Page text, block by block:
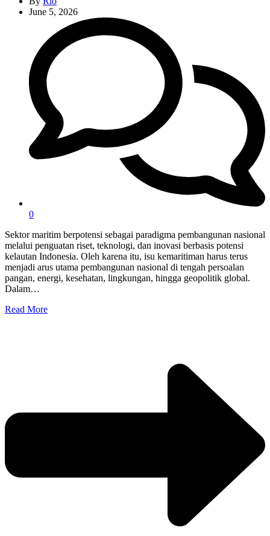
June 5, 2026
0
Sektor maritim berpotensi sebagai paradigma pembangunan nasional
melalui penguatan riset, teknologi, dan inovasi berbasis potensi
kelautan Indonesia. Oleh karena itu, isu kemaritiman harus terus
menjadi arus utama pembangunan nasional di tengah persoalan
pangan, energi, kesehatan, lingkungan, hingga geopolitik global.
Dalam…
Read More